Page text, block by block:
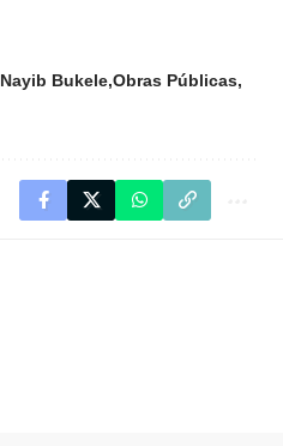
Nayib Bukele Obras Públicas